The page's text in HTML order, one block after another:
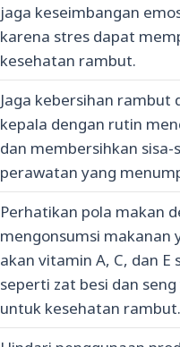
jaga keseimbangan
karena stres dapat
kesehatan rambut.
Jaga kebersihan rambut
kepala dengan rutin
dan membersihkan sisa-
perawatan yang
Perhatikan pola makan
mengonsumsi makanan
akan vitamin A, C, dan E
seperti zat besi dan
untuk kesehatan rambut.